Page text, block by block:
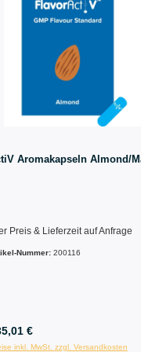
Aromakapseln Almond/
Preis & Lieferzeit auf Anfrage
Nummer: 200116
€
inkl. MwSt. zzgl. Versandkosten